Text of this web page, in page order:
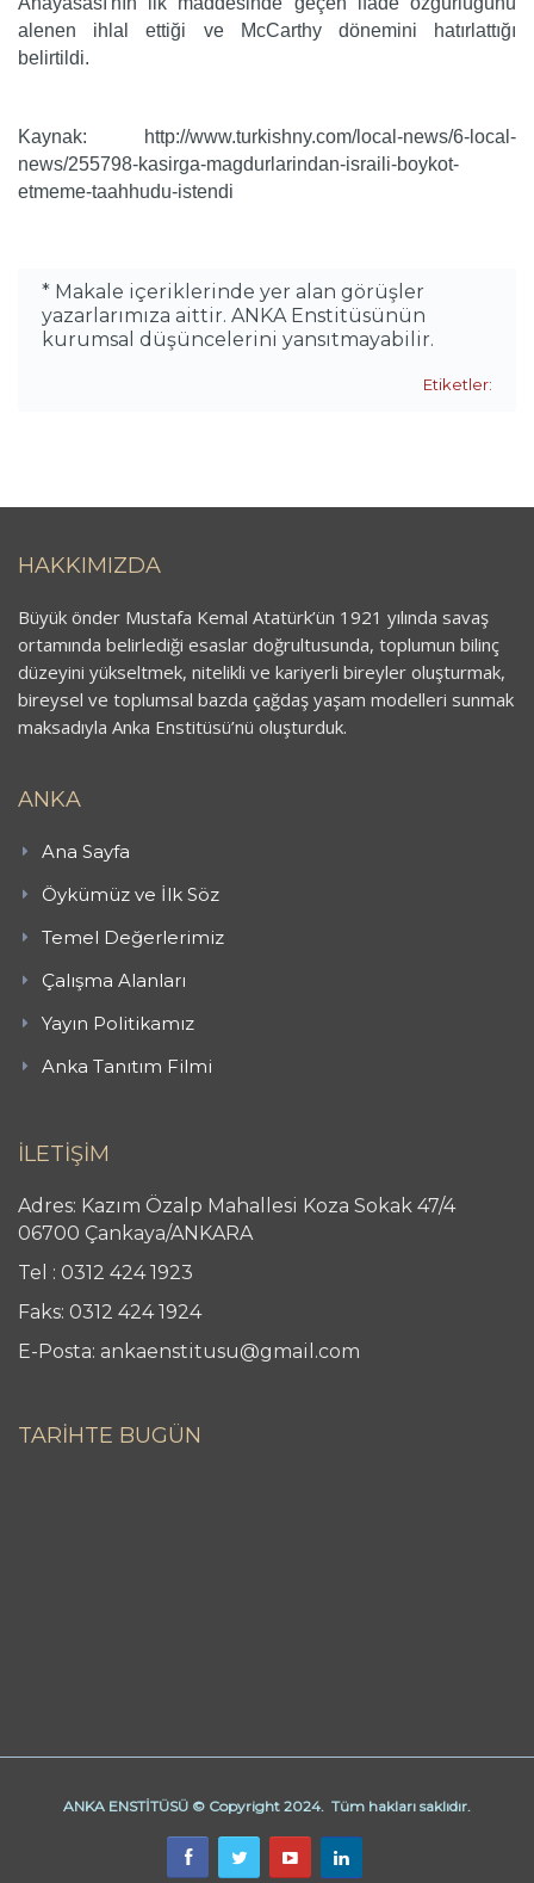
alenen ihlal ettiği ve McCarthy dönemini hatırlattığı
belirtildi.
Kaynak: http://www.turkishny.com/local-news/6-local-
news/255798-kasirga-magdurlarindan-israili-boykot-
etmeme-taahhudu-istendi
* Makale içeriklerinde yer alan görüşler
yazarlarımıza aittir. ANKA Enstitüsünün
kurumsal düşüncelerini yansıtmayabilir.
Etiketler:
HAKKIMIZDA
Büyük önder Mustafa Kemal Atatürk’ün 1921 yılında savaş
ortamında belirlediği esaslar doğrultusunda, toplumun bilinç
düzeyini yükseltmek, nitelikli ve kariyerli bireyler oluşturmak,
bireysel ve toplumsal bazda çağdaş yaşam modelleri sunmak
maksadıyla Anka Enstitüsü’nü oluşturduk.
ANKA
Ana Sayfa
Öykümüz ve İlk Söz
Temel Değerlerimiz
Çalışma Alanları
Yayın Politikamız
Anka Tanıtım Filmi
İLETİŞİM
Adres: Kazım Özalp Mahallesi Koza Sokak 47/4
06700 Çankaya/ANKARA
Tel : 0312 424 1923
Faks: 0312 424 1924
E-Posta: ankaenstitusu@gmail.com
TARİHTE BUGÜN
ANKA ENSTİTÜSÜ © Copyright 2024. Tüm hakları saklıdır.